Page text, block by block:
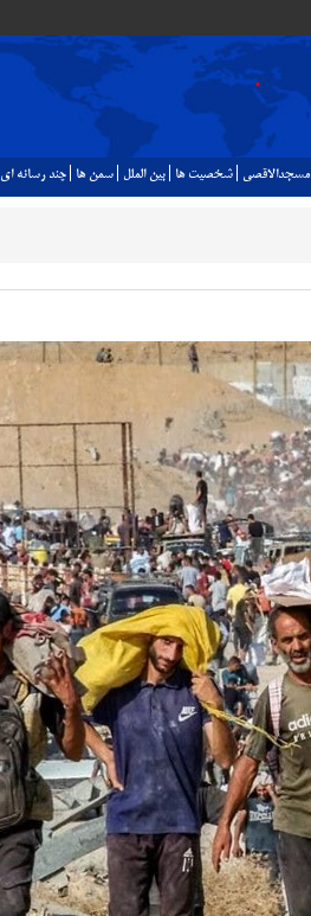
مسجدالاقصي شخصيت ها بين الملل سمن ها چند رسانه اي